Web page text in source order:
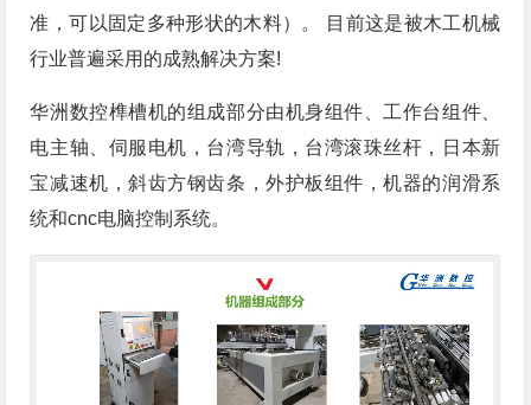
准，可以固定多种形状的木料）。 目前这是被木工机械
行业普遍采用的成熟解决方案!
华洲数控榫槽机的组成部分由机身组件、工作台组件、
电主轴、伺服电机，台湾导轨，台湾滚珠丝杆，日本新
宝减速机，斜齿方钢齿条，外护板组件，机器的润滑系
统和cnc电脑控制系统。